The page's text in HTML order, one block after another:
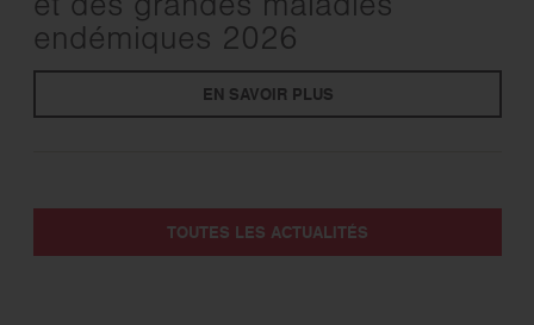
et des grandes maladies
endémiques 2026
EN SAVOIR PLUS
TOUTES LES ACTUALITÉS